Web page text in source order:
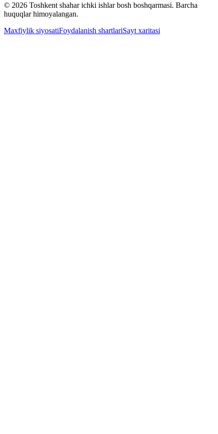
© 2026 Toshkent shahar ichki ishlar bosh boshqarmasi. Barcha
huquqlar himoyalangan.
Maxfiylik siyosatiFoydalanish shartlariSayt xaritasi